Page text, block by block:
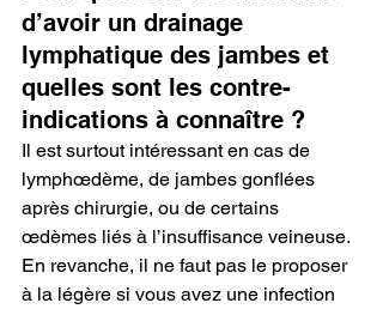
d’avoir un drainage
lymphatique des jambes et
quelles sont les contre-
indications à connaître ?
Il est surtout intéressant en cas de
lymphœdème, de jambes gonflées
après chirurgie, ou de certains
œdèmes liés à l’insuffisance veineuse.
En revanche, il ne faut pas le proposer
à la légère si vous avez une infection